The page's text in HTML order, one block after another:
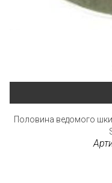
Половина ведомого